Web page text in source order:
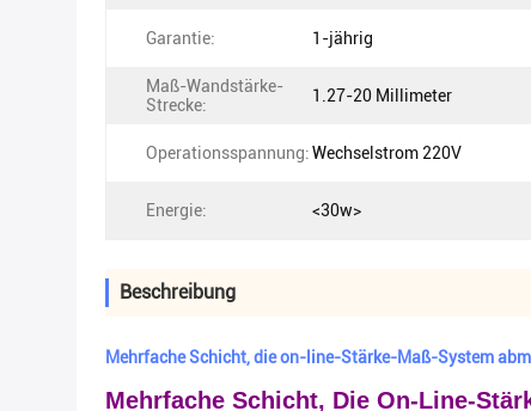
Garantie: 1-jährig
Maß-Wandstärke-
Strecke:
1.27-20 Millimeter
Operationsspannung:Wechselstrom 220V
Energie: <30w>
Beschreibung
Mehrfache Schicht, die on-line-Stärke-Maß-System
Mehrfache Schicht, Die On-Line-